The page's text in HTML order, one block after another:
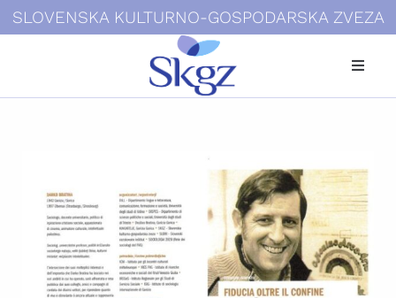
SLOVENSKA KULTURNO-GOSPODARSKA ZVEZA
Kdo smo
Galerije
Povezave